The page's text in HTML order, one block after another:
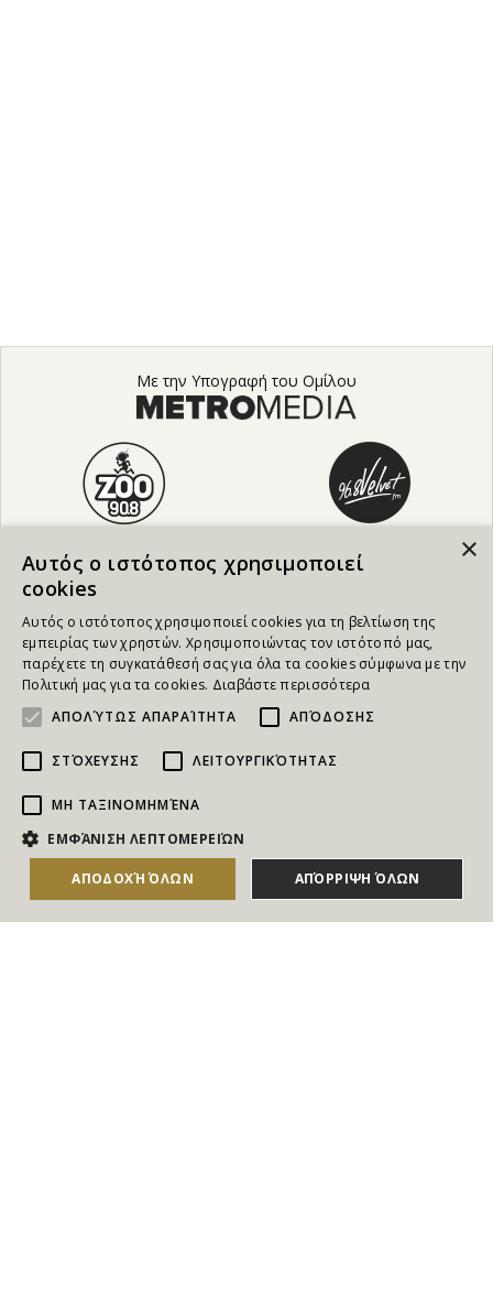
Με την Υπογραφή του Ομίλου
NEWSLETTER
Για να ενημερώνεστε άμεσα για τους Διαγωνισμούς, τα
Δώρα, τις Νέες Προσφορές & τις Νέες Δωροεπιταγές
×
Αυτός ο ιστότοπος χρησιμοποιεί
cookies
Αυτός ο ιστότοπος χρησιμοποιεί cookies για τη βελτίωση της
εμπειρίας των χρηστών. Χρησιμοποιώντας τον ιστότοπό μας,
παρέχετε τη συγκατάθεσή σας για όλα τα cookies σύμφωνα με την
Πολιτική μας για τα cookies. Διαβάστε περισσότερα
ΑΠΟΛΎΤΩΣ ΑΠΑΡΑΊΤΗΤΑ
ΑΠΌΔΟΣΗΣ
ΣΤΌΧΕΥΣΗΣ ΛΕΙΤΟΥΡΓΙΚΌΤΗΤΑΣ
ΜΗ ΤΑΞΙΝΟΜΗΜΈΝΑ
ΕΜΦΆΝΙΣΗ ΛΕΠΤΟΜΕΡΕΙΏΝ
ΑΠΟΔΟΧΉ ΌΛΩΝ ΑΠΌΡΡΙΨΗ ΌΛΩΝ